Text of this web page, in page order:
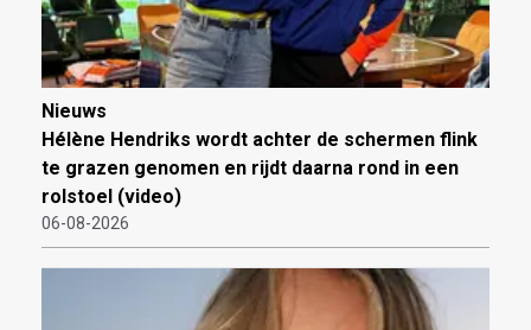
Nieuws
Hélène Hendriks wordt achter de schermen flink
te grazen genomen en rijdt daarna rond in een
rolstoel (video)
06-08-2026